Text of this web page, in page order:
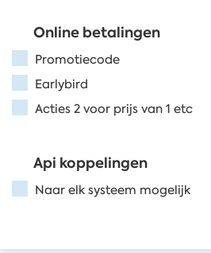
Online betalingen
Promotiecode
Earlybird
Acties 2 voor prijs van 1 etc
Api koppelingen
Naar elk systeem mogelijk